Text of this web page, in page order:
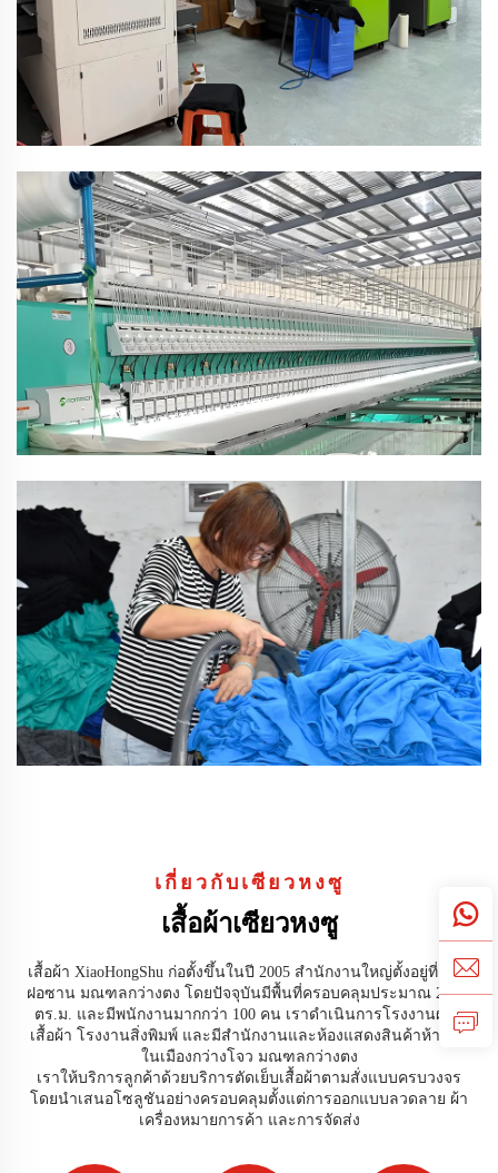
ร้านงานปัก
เครื่องปักนำเข้า งานปักคุณภาพสูง
ห้องตรวจสอบคุณภาพ
ร้านตรวจสอบคุณภาพเฉพาะทาง รับประกันว่าทุกผลิตภัณฑ์
มีคุณภาพดี
เกี่ยวกับเซียวหงซู
เสื้อผ้าเซียวหงซู
เสื้อผ้า XiaoHongShu ก่อตั้งขึ้นในปี 2005 สำนักงานใหญ่ตั้งอยู่ที่เมือง
ฝอซาน มณฑลกว่างตง โดยปัจจุบันมีพื้นที่ครอบคลุมประมาณ 2,000
ตร.ม. และมีพนักงานมากกว่า 100 คน เราดำเนินการโรงงานผลิต
เสื้อผ้า โรงงานสิ่งพิมพ์ และมีสำนักงานและห้องแสดงสินค้าห้าแห่ง
ในเมืองกว่างโจว มณฑลกว่างตง
เราให้บริการลูกค้าด้วยบริการตัดเย็บเสื้อผ้าตามสั่งแบบครบวงจร
โดยนำเสนอโซลูชันอย่างครอบคลุมตั้งแต่การออกแบบลวดลาย ผ้า
เครื่องหมายการค้า และการจัดส่ง